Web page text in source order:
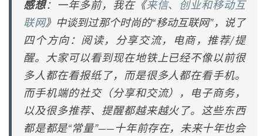
感想：一年多前，我在《来信、创业和移动互
联网》中谈到过那个时尚的“移动互联网”，说了
四个方向：阅读，分享交流，电商，推荐/提
醒。大家可以看到现在地铁上已经不像以前很
多人都在看报纸了，而是很多人都在看手机。
而手机端的社交（分享和交流），电子商务，
以及很多推荐、提醒都越来越火了。这些东西
都是都是“常量”——十年前存在，未来十年也会